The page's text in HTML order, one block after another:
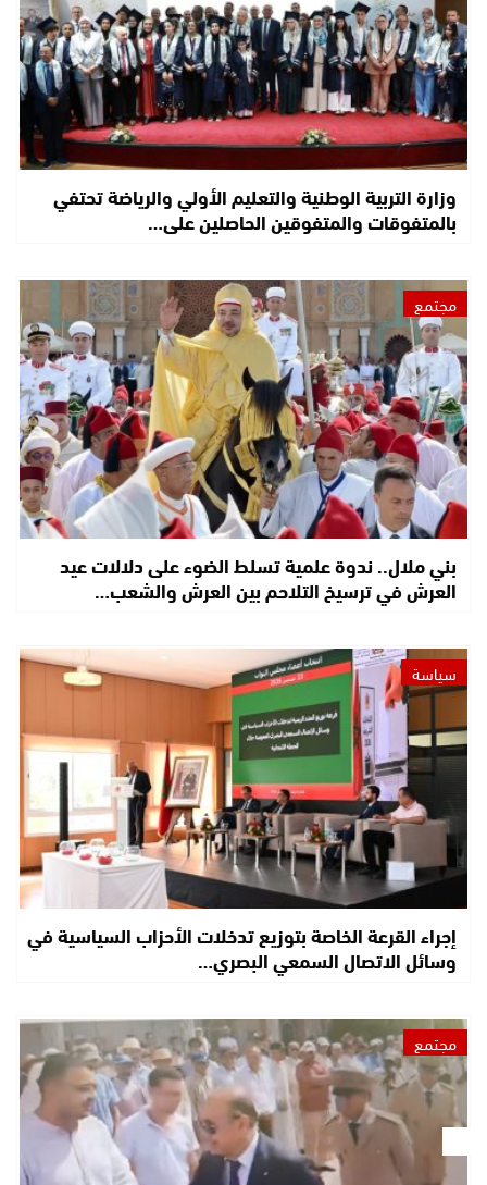
وزارة التربية الوطنية والتعليم الأولي والرياضة تحتفي
بالمتفوقات والمتفوقين الحاصلين على…
مجتمع
بني ملال.. ندوة علمية تسلط الضوء على دلالات عيد
العرش في ترسيخ التلاحم بين العرش والشعب…
سياسة
إجراء القرعة الخاصة بتوزيع تدخلات الأحزاب السياسية في
وسائل الاتصال السمعي البصري…
مجتمع